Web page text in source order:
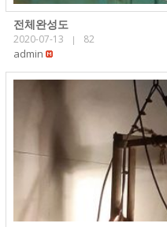
전체완성도
2020-07-13 | 82
admin